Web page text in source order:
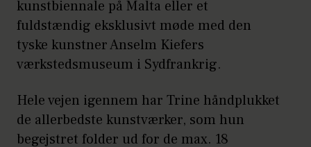
kunstbiennale på Malta eller et
fuldstændig eksklusivt møde med den
tyske kunstner Anselm Kiefers
værkstedsmuseum i Sydfrankrig.
Hele vejen igennem har Trine håndplukket
de allerbedste kunstværker, som hun
begejstret folder ud for de max. 18